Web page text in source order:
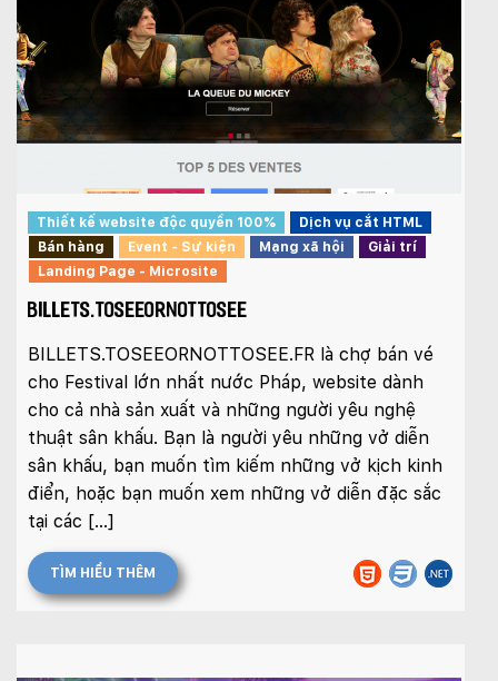
Thiết kế website độc quyền 100%
Dịch vụ cắt HTML
Bán hàng
Event - Sự kiện Mạng xã hội
Giải trí
Landing Page - Microsite
BILLETS.TOSEEORNOTTOSEE
BILLETS.TOSEEORNOTTOSEE.FR là chợ bán vé
cho Festival lớn nhất nước Pháp, website dành
cho cả nhà sản xuất và những người yêu nghệ
thuật sân khấu. Bạn là người yêu những vở diễn
sân khấu, bạn muốn tìm kiếm những vở kịch kinh
điển, hoặc bạn muốn xem những vở diễn đặc sắc
tại các […]
TÌM HIỂU THÊM